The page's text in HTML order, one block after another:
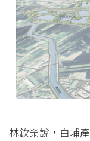
林欽榮說，白埔